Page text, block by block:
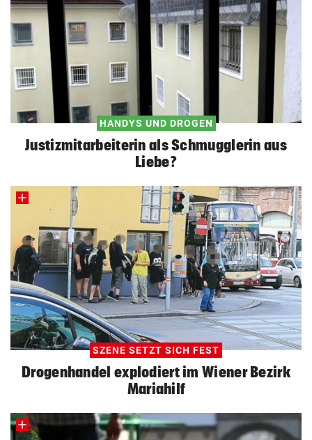
HANDYS UND DROGEN
Justizmitarbeiterin als Schmugglerin aus
Liebe?
SZENE SETZT SICH FEST
Drogenhandel explodiert im Wiener Bezirk
Mariahilf